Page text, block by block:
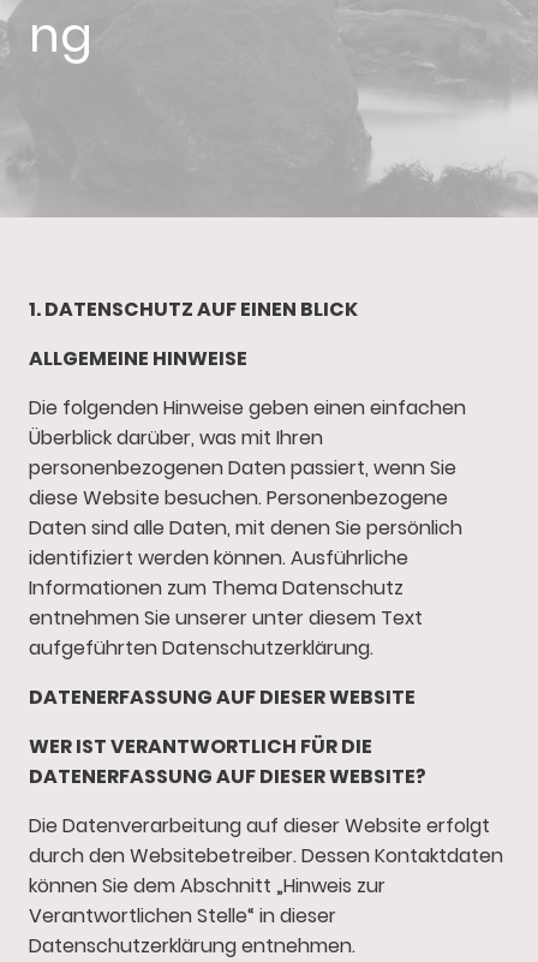
ng
1. DATENSCHUTZ AUF EINEN BLICK
ALLGEMEINE HINWEISE
Die folgenden Hinweise geben einen einfachen
Überblick darüber, was mit Ihren
personenbezogenen Daten passiert, wenn Sie
diese Website besuchen. Personenbezogene
Daten sind alle Daten, mit denen Sie persönlich
identifiziert werden können. Ausführliche
Informationen zum Thema Datenschutz
entnehmen Sie unserer unter diesem Text
aufgeführten Datenschutzerklärung.
DATENERFASSUNG AUF DIESER WEBSITE
WER IST VERANTWORTLICH FÜR DIE
DATENERFASSUNG AUF DIESER WEBSITE?
Die Datenverarbeitung auf dieser Website erfolgt
durch den Websitebetreiber. Dessen Kontaktdaten
können Sie dem Abschnitt „Hinweis zur
Verantwortlichen Stelle“ in dieser
Datenschutzerklärung entnehmen.